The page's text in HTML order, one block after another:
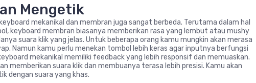
Mengetik
mekanikal dan membran juga sangat berbeda. Terutama dalam hal
keyboard membran biasanya memberikan rasa yang lembut atau mushy
suara klik yang jelas. Untuk beberapa orang kamu mungkin akan merasa
Namun kamu perlu menekan tombol lebih keras agar inputnya berfungsi
mekanikal memiliki feedback yang lebih responsif dan memuaskan.
memberikan suara klik dan membuanya terasa lebih presisi. Kamu akan
dengan suara yang khas.